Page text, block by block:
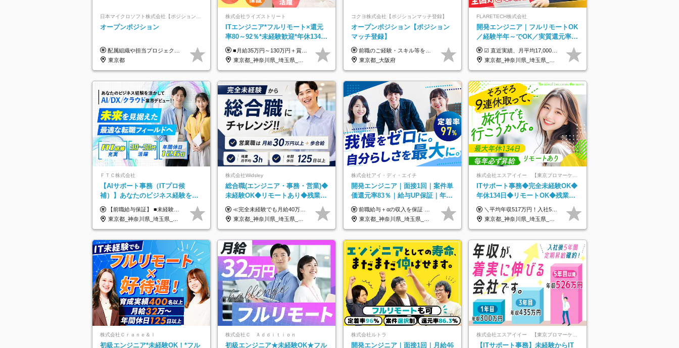
オープンポジション
配属組織や担当プロジェクトにより異なります。 ▼参考情報 ----------------------- 年俸650万～（1/12を月々支給） ※経験、能力を考慮の上、当社規定により優遇いたします。 ※時間外、休日出勤、深夜手当に対する賃金も基本年俸に含みます。
東京都
株式会社ライズストリート
ITエンジニア*フルリモート×還元
率80～92％*未経験歓迎*年休134日
*月給35万～*定着率100%
■月給35万円～130万円＋賞与年2回＋各種手当 ※システムエンジニアの経験をお持ちの方は月給41万円以上＋賞与年2回（108万円～）＋手当 ■単価（年収）アップのチャンスは最大年12回 ※残業代は1分単位で100％全額支給。サービス残業などは一切ありません ※試用期間6ヵ月（試用期間中の待遇・給与に差はありません）
東京都_神奈川県_埼玉県_千葉県_大阪府_愛知県_北海道_青森県_岩手県_宮城県_秋田県_山形県_福島県_茨城県_栃木県_群馬県_新潟県_山梨県_長野県_富山県_石川県_福井県_静岡県_岐阜県_三重県_兵庫県_京都府_滋賀県_奈良県_和歌山県_広島県_岡山県_鳥取県_島根県_山口県_徳島県_香川県_愛媛県_高知県_福岡県_熊本県_佐賀県_長崎県_大分県_宮崎県_鹿児島県_沖縄県
コクヨ株式会社【ポジションマッチ登録】
オープンポジション【ポジション
マッチ登録】
前職のご経験・スキル等を考慮して決定します。
東京都_大阪府
FLARETECH株式会社
開発エンジニア｜フルリモートOK
／経験半年～でOK／実質還元率80
～90%／前給保証／AI系など最先
端案件多数
☑︎ 直近実績、月平均17,000円の昇給 ☑︎ 前職給与100%保証 ☑︎ 実質還元率80～90% ☑︎ 待機時も給与は満額支給 月給35万円～70万円＋交通費など各種手当 ※想定年収：4,200,000円～10,560,000円 ※経験・能力等を考慮の上で決定します。 ※上記金額には、みなし残業手当（50時間分・104,000円～212,000円）を含みます。超過分は別途追加支給します。 ┗残業時間は月平均10時間、多い時でも20時間程度と安定しております ★単価連動型の給与体系ではないため、万が一待機になってもその間の給与は満額支給しています。 ＜1年間の昇給事例をご紹介！＞ ・20代/フロントエンドエンジニア：月給274,000円→月給362,000円（＋88,000円/月） ・20代/iOSエンジニア：月給237,000円→月給287,000円（＋50,000円/月） ・20代/Androidエンジニア：月給316,000円→月給374,000円（＋58,000円/月） ・30代/Javaエンジニア（上流）：月給340,000円→月給418,000円（＋78,000円/月） ・30代/PMO：月給340,000円→月給418,000円（＋78,000円/月）
東京都_神奈川県_埼玉県_千葉県_大阪府_愛知県_北海道_青森県_岩手県_宮城県_秋田県_山形県_福島県_茨城県_栃木県_群馬県_新潟県_山梨県_長野県_富山県_石川県_福井県_静岡県_岐阜県_三重県_兵庫県_京都府_滋賀県_奈良県_和歌山県_広島県_岡山県_鳥取県_島根県_山口県_徳島県_香川県_愛媛県_高知県_福岡県_熊本県_佐賀県_長崎県_大分県_宮崎県_鹿児島県_沖縄県
ＦＴＣ株式会社
【AIサポート事務（ITプロ候
補）】あなたのビジネス経験をAI
業界で活かす◆IT未経験OK◆目指
せるコンサル
【前職給与保証】 ■未経験者： 月給30万円～35万円 ■ローキャリア（経験目安1年程度）： 月給35万円～40万円 ■経験者（経験目安3年以上）： 月給40万円～60万円 ■即戦力（経験目安5年以上）： 月給45万円～80万円 ※上記金額には固定残業代30時間分 【未経験者5万5000円～7万3000円、 ローキャリア6万4000円～7万3000円、 経験者5万8000円～10万9000円、 即戦力8万2000円～14万5000円】を含みます。 ※30時間を超える場合は追加で全額支給します。 ※経験・能力・前職給与などを総合的に評価したうえでご納得いただけるよう個別決定。 未経験者の場合、前職給与とポテンシャルを査定のうえ決定いたします。 ※日本国内でのIT業界経験、または同等の実務経験と能力に応じて決定します。 ※前職給与は日本円かつ、日本国内での実績に基づき評価します。 【納得の評価システム】 ★クォーター毎に査定する評価制度導入！ 明確な評価基準で翌年度年収を上げましょう！ ★評価対象期間に在籍中のほとんどの社員が昇給し 年収アップを実現しています！ ★様々なインセンティブ制度を用意し多角的に正当評価しています！ ※試用期間6カ月（期間中の待遇等に差異なし）
東京都_神奈川県_埼玉県_千葉県
株式会社Widsley
総合職(エンジニア・事務・営業)◆
未経験OK◆リモートあり◆残業月
3h◆服装髪型自由
≪完全未経験でも月給40万円以上も可能です！≫ -------------- 【1】ITエンジニア 月給26万円～50万円＋プロジェクト手当＋資格手当 【2】IT事務、営業事務 月給26万円～50万円＋プロジェクト手当＋資格手当 ≪【1】【2】共通≫ ★上記給与には固定残業代20時間分(月3万719円～)を含みます。残業が超過した場合は、追加支給します(残業は月平均3時間とほぼ発生しません。残業がなくても、固定残業代は支給されます) ★試用期間6ヵ月あり（期間中は月給23万1000円～。固定残業代20時間分3万719円～を含む／超過分は別途支給） -------------- 【3】SES営業、SaaS営業 月給30万円以上＋インセンティブ＋各種手当 ★上記給与には固定残業代45時間分(月7万6967円～)を含みます。残業が超過した場合は、追加支給します(残業は月平均3時間とほぼ発生しません。残業がなくても、固定残業代は支給されます) ★試用期間6ヵ月あり(期間中も給与や福利厚生は同じです)
東京都_神奈川県_埼玉県_千葉県_大阪府_愛知県_北海道_青森県_岩手県_宮城県_秋田県_山形県_福島県_茨城県_栃木県_群馬県_新潟県_山梨県_長野県_富山県_石川県_福井県_静岡県_岐阜県_三重県_兵庫県_京都府_滋賀県_奈良県_和歌山県_広島県_岡山県_鳥取県_島根県_山口県_徳島県_香川県_愛媛県_高知県_福岡県_熊本県_佐賀県_長崎県_大分県_宮崎県_鹿児島県_沖縄県
株式会社アイ・ディ・エイチ
開発エンジニア｜面接1回｜案件単
価還元率83％｜給与UP保証｜年休
140日｜在宅利用率9割｜独立支
援・副業制度
前職給与＋αの収入を保証 月給42万円～120万円＋各種手当＋賞与 給与基準が明確かつ高還元です。 一人ひとりが安定した環境のもと、長く活躍できる職場を目指しています。 ※平均年収650万円 ・還元率83％ ・各種手当について 職能手当／職務手当／資格手当／営業手当 など ※前職での経験・能力、給与などを考慮の上、当社規定により優遇いたします ※試用期間あり（3ヶ月／期間中の条件に変動はありません） ※上記金額には固定残業代（78,948円～225,564円/月30時間分）を含みます 超過分は別途全額支給いたします ・年収UPを保証 過去には転職時に〈年収200万円UP〉したエンジニアも在籍しています。入社時だけでなく、入社後も安心の給与水準で働ける環境です。キャリアや技術力が正当に評価されていないと感じていたら、一度面接でお話ししましょう！ 当社では管理職の人数は最低限にし、無駄な管理をしません。その費用削減分を社員の給与に還元しています！
東京都_神奈川県_埼玉県_千葉県_大阪府_愛知県_北海道_青森県_岩手県_宮城県_秋田県_山形県_福島県_茨城県_栃木県_群馬県_新潟県_山梨県_長野県_富山県_石川県_福井県_静岡県_岐阜県_三重県_兵庫県_京都府_滋賀県_奈良県_和歌山県_広島県_岡山県_鳥取県_島根県_山口県_徳島県_香川県_愛媛県_高知県_福岡県_熊本県_佐賀県_長崎県_大分県_宮崎県_鹿児島県_沖縄県
ITサポート事務◆完全未経験OK◆
年休134日◆リモートOK◆残業月
7h以下◆賞与年3回◆5年目まで必
ず昇給
＼平均年収517万円！入社5年目まで毎年必ず昇給／ ■賞与年3回 ■年収800万円以上も可 ■入社3年以上の平均年収469.2万円 月給23万2000円以上＋賞与年3回＋各種手当 ☆入社5年目まで最大1万5000円の定期昇給を確約 ┃各種手当充実 ・規定の資格を取得すれば、2000円～5万円を毎月支給（2万4000円～60万円／年） ・研修中に取得した取得率95％の資格でも研修後の給料UP ※月給は年齢・経験・能力を考慮して、優遇いたします ※上記月給金額は固定残業代（20時間/3万1300円円以上）を含み、超過分は別途支給いたします ※試用期間（6ヶ月）は月給に変動はありますが、その他待遇に差異はありません ├入社後1ヶ月～3ヶ月間は、月給20万1900円となります └上記金額は固定残業代（10時間／1万6000円）を含み、超過分は別途支給いたします
東京都_神奈川県_埼玉県_千葉県_大阪府_愛知県_北海道_青森県_岩手県_宮城県_秋田県_山形県_福島県_茨城県_栃木県_群馬県_新潟県_山梨県_長野県_富山県_石川県_福井県_静岡県_岐阜県_三重県_兵庫県_京都府_滋賀県_奈良県_和歌山県_広島県_岡山県_鳥取県_島根県_山口県_徳島県_香川県_愛媛県_高知県_福岡県_熊本県_佐賀県_長崎県_大分県_宮崎県_鹿児島県_沖縄県
株式会社Ｃｒａｎｅ＆Ｉ
初級エンジニア*未経験OK！*フル
株式会社Ｃ Ａｄｄｉｔｉｏｎ
初級エンジニア★未経験OK★フル
株式会社ルトラ
開発エンジニア｜面接1回｜月給46 【ITサポート事務】未経験からIT